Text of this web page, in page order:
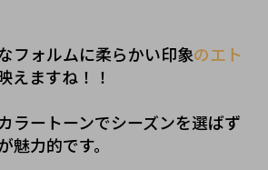
フォルムに柔らかい印象のエト
えますね！！
ラートーンでシーズンを選ばず
魅力的です。